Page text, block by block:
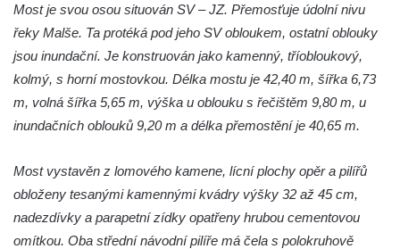
Kamenný zámecký most přes Ploučnici v
Mimoni
Kamenný most přes Ploučnici v Horní Polici
Železniční most přes Mohelku v Rychnově
Kamenný most přes Bílinu ve Lbíně
Černý most (a akvadukt) přes železniční
trať z ulice Na Hamrech v Krupce
Most je svou osou situován SV – JZ. Přemosťuje údolní nivu
řeky Malše. Ta protéká pod jeho SV obloukem, ostatní oblouky
jsou inundační. Je konstruován jako kamenný, tříobloukový,
kolmý, s horní mostovkou. Délka mostu je 42,40 m, šířka 6,73
m, volná šířka 5,65 m, výška u oblouku s řečištěm 9,80 m, u
inundačních oblouků 9,20 m a délka přemostění je 40,65 m.
Most vystavěn z lomového kamene, lícní plochy opěr a pilířů
obloženy tesanými kamennými kvádry výšky 32 až 45 cm,
nadezdívky a parapetní zídky opatřeny hrubou cementovou
omítkou. Oba střední návodní pilíře má čela s polokruhově